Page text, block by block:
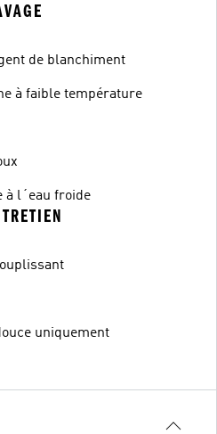
de blanchiment
à faible température
à l´eau froide
uniquement